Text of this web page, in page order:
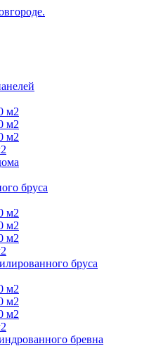
м2
м2
м2
бруса
м2
м2
м2
бруса
м2
м2
м2
бревна